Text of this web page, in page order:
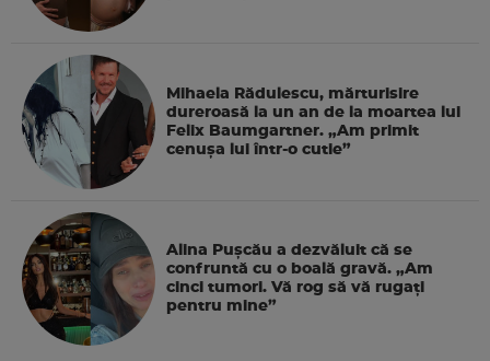
Mihaela Rădulescu, mărturisire
dureroasă la un an de la moartea lui
Felix Baumgartner. „Am primit
cenușa lui într-o cutie”
Alina Pușcău a dezvăluit că se
confruntă cu o boală gravă. „Am
cinci tumori. Vă rog să vă rugați
pentru mine”